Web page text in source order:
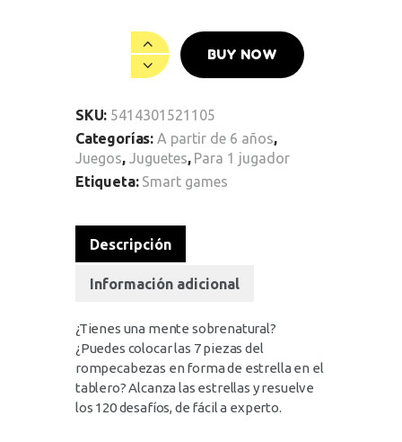
BUY NOW
SKU: 5414301521105
Categorías: A partir de 6 años,
Juegos, Juguetes, Para 1 jugador
Etiqueta: Smart games
Descripción
Información adicional
¿Tienes una mente sobrenatural?
¿Puedes colocar las 7 piezas del
rompecabezas en forma de estrella en el
tablero? Alcanza las estrellas y resuelve
los 120 desafíos, de fácil a experto.